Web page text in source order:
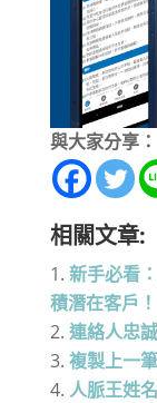
與大家分享：
相關文章:
新手必看
積潛在客戶！
連絡人忠
複製上一
人脈王姓